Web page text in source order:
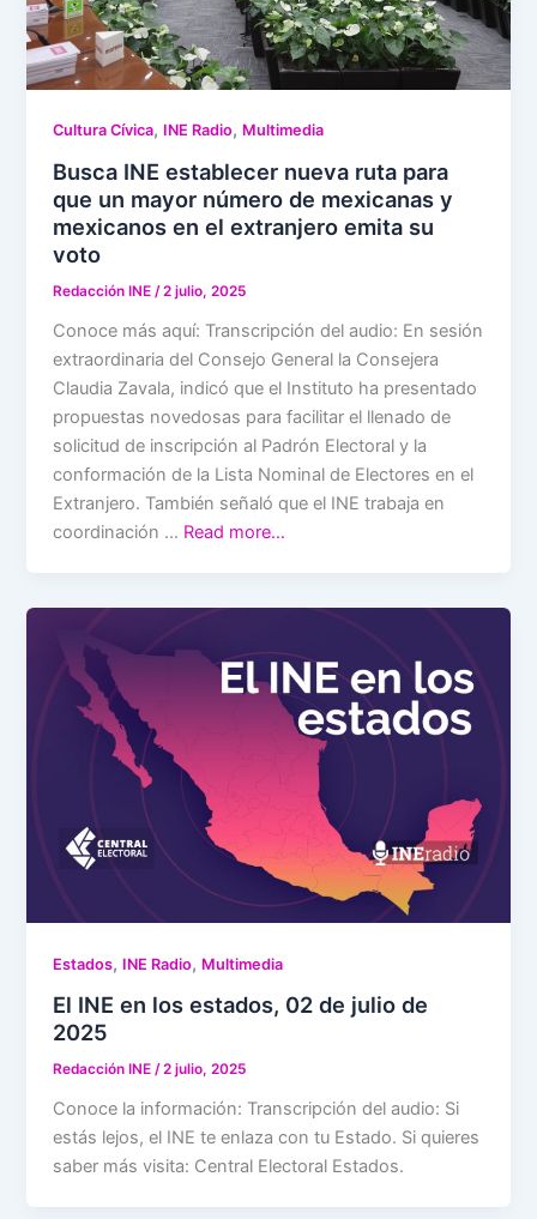
Cultura Cívica, INE Radio, Multimedia
Busca INE establecer nueva ruta para
que un mayor número de mexicanas y
mexicanos en el extranjero emita su
voto
Redacción INE/2 julio, 2025
Conoce más aquí: Transcripción del audio: En sesión
extraordinaria del Consejo General la Consejera
Claudia Zavala, indicó que el Instituto ha presentado
propuestas novedosas para facilitar el llenado de
solicitud de inscripción al Padrón Electoral y la
conformación de la Lista Nominal de Electores en el
Extranjero. También señaló que el INE trabaja en
coordinación … Read more…
Estados, INE Radio, Multimedia
El INE en los estados, 02 de julio de
2025
Redacción INE/2 julio, 2025
Conoce la información: Transcripción del audio: Si
estás lejos, el INE te enlaza con tu Estado. Si quieres
saber más visita: Central Electoral Estados.